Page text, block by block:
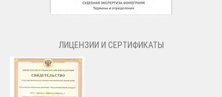
ЛИЦЕНЗИИ И СЕРТИФИКАТЫ